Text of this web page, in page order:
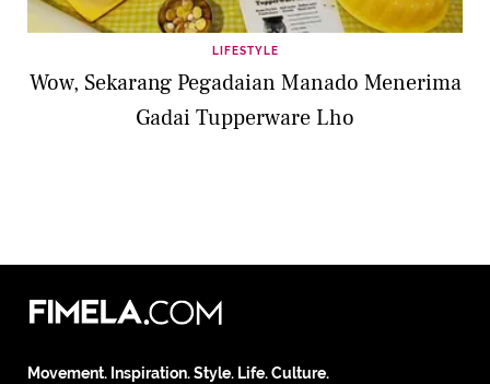
LIFESTYLE
Wow, Sekarang Pegadaian Manado Menerima
Gadai Tupperware Lho
Movement. Inspiration. Style. Life. Culture.